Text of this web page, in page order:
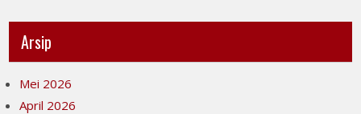
Arsip
Mei 2026
April 2026